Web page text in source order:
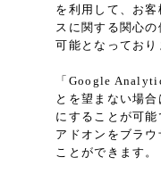
を利用して、お
スに関する関心
可能となっており
「Google
とを望まない場
にすることが可
アドオンをブラ
ことができます。